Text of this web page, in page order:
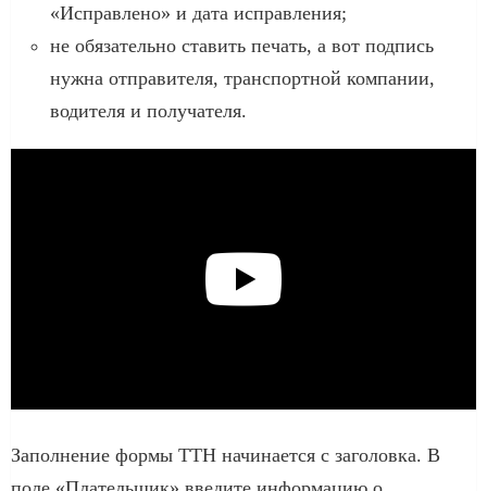
«Исправлено» и дата исправления;
не обязательно ставить печать, а вот подпись
нужна отправителя, транспортной компании,
водителя и получателя.
Заполнение формы ТТН начинается с заголовка. В